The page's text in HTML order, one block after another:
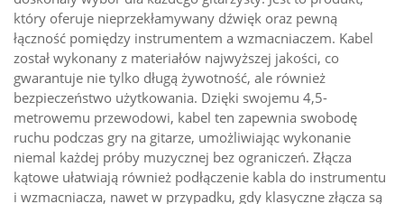
który oferuje nieprzekłamywany dźwięk oraz pewną
łączność pomiędzy instrumentem a wzmacniaczem. Kabel
został wykonany z materiałów najwyższej jakości, co
gwarantuje nie tylko długą żywotność, ale również
bezpieczeństwo użytkowania. Dzięki swojemu 4,5-
metrowemu przewodowi, kabel ten zapewnia swobodę
ruchu podczas gry na gitarze, umożliwiając wykonanie
niemal każdej próby muzycznej bez ograniczeń. Złącza
kątowe ułatwiają również podłączenie kabla do instrumentu
i wzmacniacza, nawet w przypadku, gdy klasyczne złącza są